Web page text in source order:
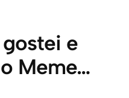
e
Meme…